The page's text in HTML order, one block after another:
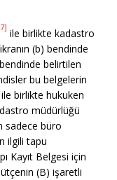
ile birlikte kadastro
(b) bendinde
belirtilen
bu belgelerin
birlikte hukuken
müdürlüğü
sadece büro
ilgili tapu
Kayıt Belgesi için
(B) işaretli